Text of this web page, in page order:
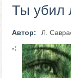
Ты убил
Автор:
Л.
-: